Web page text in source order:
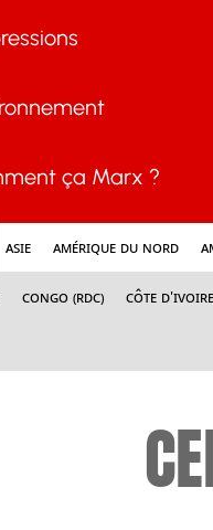
ça Marx ?
Asie Amérique du nord
Congo (RDC) Côte d'Ivoire